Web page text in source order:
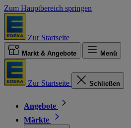
Zum Hauptbereich springen
Zur Startseite
Markt & Angebote Menü
Zur Startseite Schließen
Angebote
Märkte